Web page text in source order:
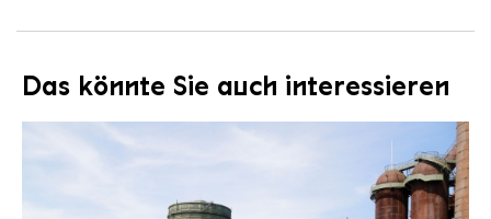
Das könnte Sie auch interessieren